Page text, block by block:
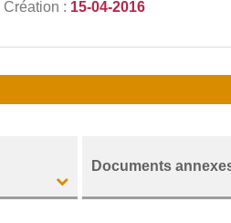
Création : 15-04-2016
Documents